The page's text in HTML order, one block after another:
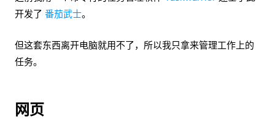
开发了 番茄武士。
但这套东西离开电脑就用不了，所以我只拿来管理工作上的
任务。
网页